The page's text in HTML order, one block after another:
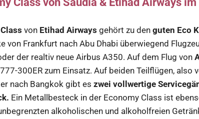
von Etihad Airways gehört zu den guten Eco
von Frankfurt nach Abu Dhabi überwiegend
der realtiv neue Airbus A350. Auf dem Flug von
300ER zum Einsatz. Auf beiden Teilflügen, also
nach Bangkok gibt es zwei vollwertige
Ein Metallbesteck in der Economy Class ist
alkoholischen und alkoholfreien